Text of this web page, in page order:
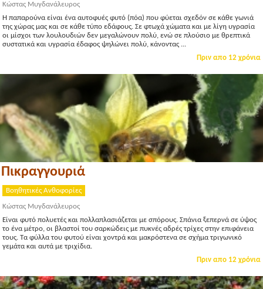
Κώστας Μυγδανάλευρος
Η παπαρούνα είναι ένα αυτοφυές φυτό (πόα) που φύεται σχεδόν σε κάθε γωνιά
της χώρας μας και σε κάθε τύπο εδάφους. Σε φτωχά χώματα και με λίγη υγρασία
οι μίσχοι των λουλουδιών δεν μεγαλώνουν πολύ, ενώ σε πλούσιο με θρεπτικά
συστατικά και υγρασία έδαφος ψηλώνει πολύ, κάνοντας ...
Πριν απο 12 χρόνια
Πικραγγουριά
Βοηθητικές Ανθοφορίες
Κώστας Μυγδανάλευρος
Είναι φυτό πολυετές και πολλαπλασιάζεται με σπόρους. Σπάνια ξεπερνά σε ύψος
το ένα μέτρο, οι βλαστοί του σαρκώδεις με πυκνές αδρές τρίχες στην επιφάνεια
τους. Τα φύλλα του φυτού είναι χοντρά και μακρόστενα σε σχήμα τριγωνικό
γεμάτα και αυτά με τριχίδια.
Πριν απο 12 χρόνια